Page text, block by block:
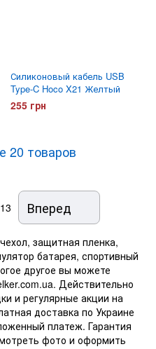
Силиконовый кабель USB
Type-C Hoco X21 Желтый
255 грн
20 товаров
Вперед
защитная пленка,
батарея, спортивный
другое вы можете
Действительно
и регулярные акции на
доставка по Украине
платеж. Гарантия
фото и оформить